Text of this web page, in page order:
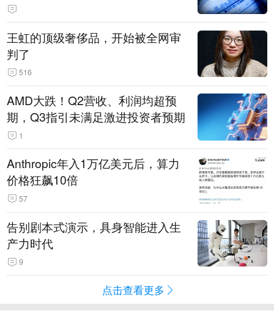
王虹的顶级奢侈品，开始被全网审
判了
516
AMD大跌！Q2营收、利润均超预
期，Q3指引未满足激进投资者预期
1
Anthropic年入1万亿美元后，算力
价格狂飙10倍
57
告别剧本式演示，具身智能进入生
产力时代
9
点击查看更多